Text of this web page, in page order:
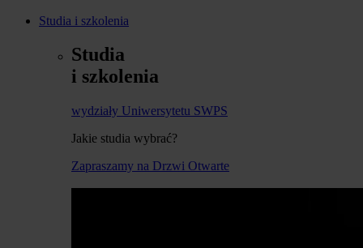
Studia i szkolenia
Studia
i szkolenia
wydziały Uniwersytetu SWPS
Jakie studia wybrać?
Zapraszamy na Drzwi Otwarte